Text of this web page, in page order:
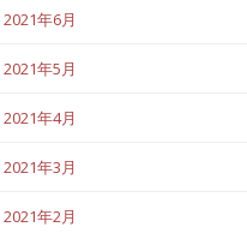
2021年6月
2021年5月
2021年4月
2021年3月
2021年2月